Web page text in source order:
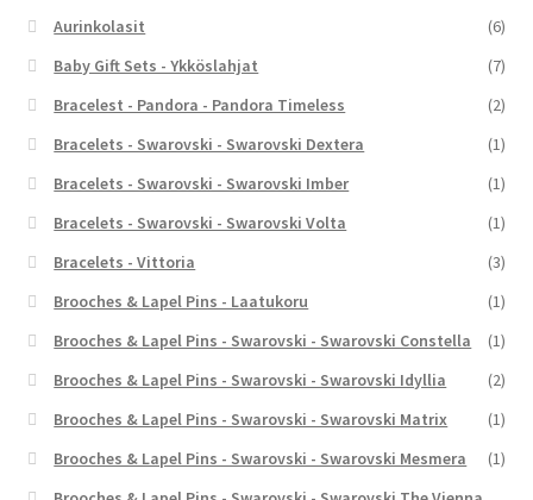
Aurinkolasit
(6)
Baby Gift Sets - Ykköslahjat
(7)
Bracelest - Pandora - Pandora Timeless
(2)
Bracelets - Swarovski - Swarovski Dextera
(1)
Bracelets - Swarovski - Swarovski Imber
(1)
Bracelets - Swarovski - Swarovski Volta
(1)
Bracelets - Vittoria
(3)
Brooches & Lapel Pins - Laatukoru
(1)
Brooches & Lapel Pins - Swarovski - Swarovski Constella
(1)
Brooches & Lapel Pins - Swarovski - Swarovski Idyllia
(2)
Brooches & Lapel Pins - Swarovski - Swarovski Matrix
(1)
Brooches & Lapel Pins - Swarovski - Swarovski Mesmera
(1)